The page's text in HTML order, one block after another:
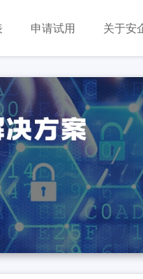
申请试用 关于安